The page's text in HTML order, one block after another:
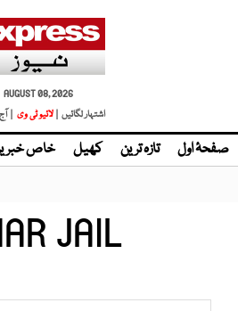
AUGUST 08, 2026
اشتہار لگائیں | لائیو ٹی وی |
صفحۂ اول تازہ ترین کھیل خاص
JAIL